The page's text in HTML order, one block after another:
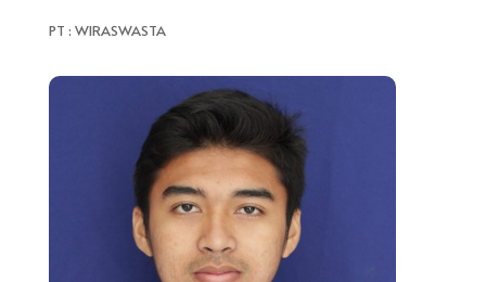
PT : WIRASWASTA